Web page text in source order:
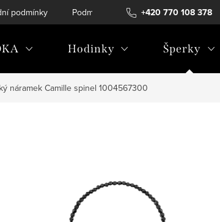
+420 770 108 378
podmínky Podmínky ochrany osobních údajů
Hodinky Šperky
náramek Camille spinel 1004567300